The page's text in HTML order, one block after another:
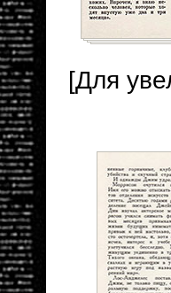
[Для